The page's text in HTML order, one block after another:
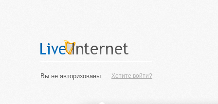
Хотите войти?
Вы не авторизованы